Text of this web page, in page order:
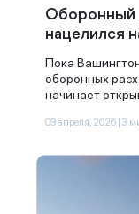
Оборонный
нацелился
Пока
оборонных
начинает
09 апреля, 2026 | 3